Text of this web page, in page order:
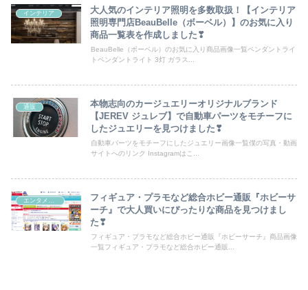
インテリア
大人気のインテリア照明を多数取扱！【インテリア
照明専門店BeauBelle（ボーベル）】のお気に入り
商品一覧表を作成しました❣
BeauBelle（ボーベル）のお気に入り商品画像一覧ペンダントライ
トペンダントライト 3灯 ガラス...
通販
本物志向のカージュエリーオリジナルブランド
【JEREV ジュレブ】で自動車パーツをモチーフに
したジュエリーを見つけました❣
自動車パーツをモチーフにしたジュエリー画像一覧僕の写真・動画
サイトへのリンク Instagramはこ...
エンタメ関係
フィギュア・プラモなど総合ホビー通販『ホビーサ
ーチ』で大人買いにぴったりな商品を見つけまし
た❣
フィギュア・プラモなど総合ホビー通販『ホビーサーチ』商品画像
一覧フィギュア・プラモなど総合ホビー通販...